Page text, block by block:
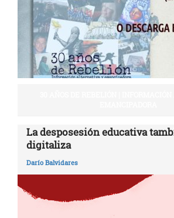
La desposesión educativa
digitaliza
Darío Balvidares